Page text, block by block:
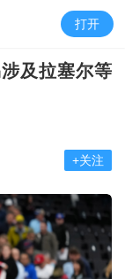
打开
及拉塞尔等
+关注